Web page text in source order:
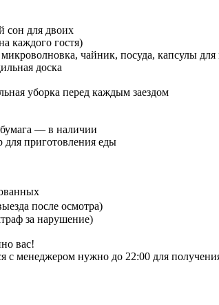
сон для двоих
каждого гостя)
чайник, посуда, капсулы для
доска
уборка перед каждым заездом
— в наличии
приготовления еды
после осмотра)
за нарушение)
вас!
с менеджером нужно до 22:00 для